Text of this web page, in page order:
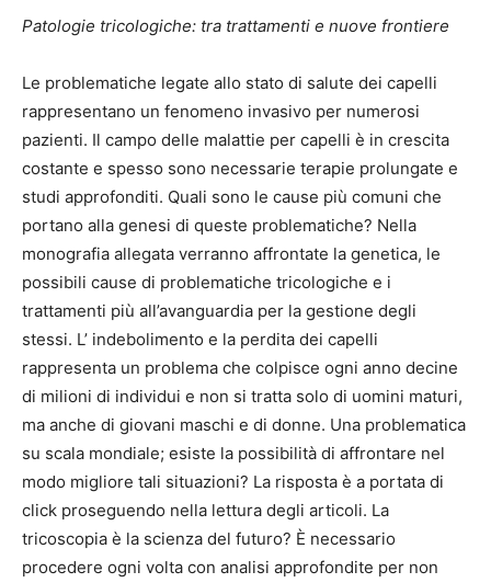
Patologie tricologiche: tra trattamenti e nuove frontiere
Le problematiche legate allo stato di salute dei capelli
rappresentano un fenomeno invasivo per numerosi
pazienti. Il campo delle malattie per capelli è in crescita
costante e spesso sono necessarie terapie prolungate e
studi approfonditi. Quali sono le cause più comuni che
portano alla genesi di queste problematiche? Nella
monografia allegata verranno affrontate la genetica, le
possibili cause di problematiche tricologiche e i
trattamenti più all’avanguardia per la gestione degli
stessi. L’ indebolimento e la perdita dei capelli
rappresenta un problema che colpisce ogni anno decine
di milioni di individui e non si tratta solo di uomini maturi,
ma anche di giovani maschi e di donne. Una problematica
su scala mondiale; esiste la possibilità di affrontare nel
modo migliore tali situazioni? La risposta è a portata di
click proseguendo nella lettura degli articoli. La
tricoscopia è la scienza del futuro? È necessario
procedere ogni volta con analisi approfondite per non